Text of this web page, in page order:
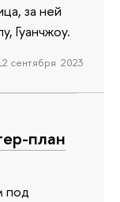
за ней
Гуанчжоу.
сентября 2023
план
под